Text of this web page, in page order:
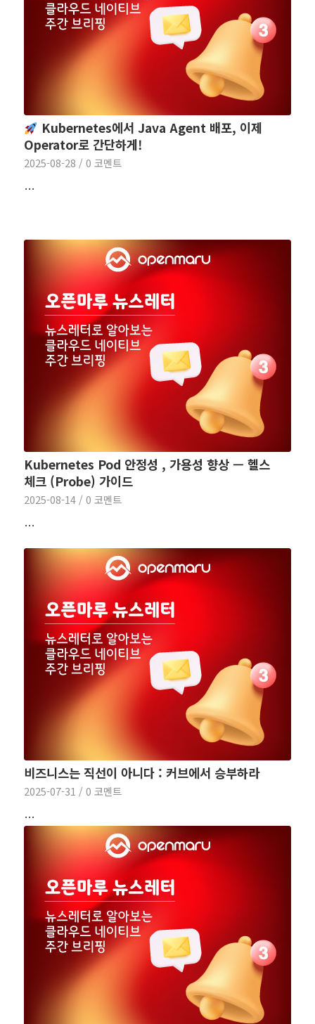
Kubernetes에서 Java Agent 배포, 이제
Operator로 간단하게!
2025-08-28 / 0 코멘트
…
Kubernetes Pod 안정성 , 가용성 향상 — 헬스
체크 (Probe) 가이드
2025-08-14 / 0 코멘트
…
비즈니스는 직선이 아니다 : 커브에서 승부하라
2025-07-31 / 0 코멘트
…